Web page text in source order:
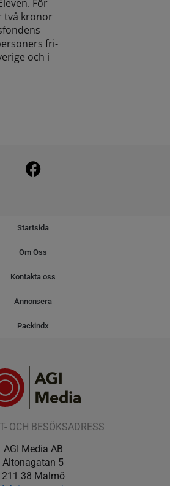
För
två kronor
fri-
och i
Startsida
Om Oss
Kontakta oss
Annonsera
Packindx
OCH BESÖKSADRESS
AGI Media AB
Altonagatan 5
211 38 Malmö